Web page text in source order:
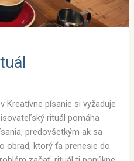
Kreatívne písanie si vyžaduje
rituál pomáha
predovšetkým ak sa
obrad, ktorý ťa prenesie do